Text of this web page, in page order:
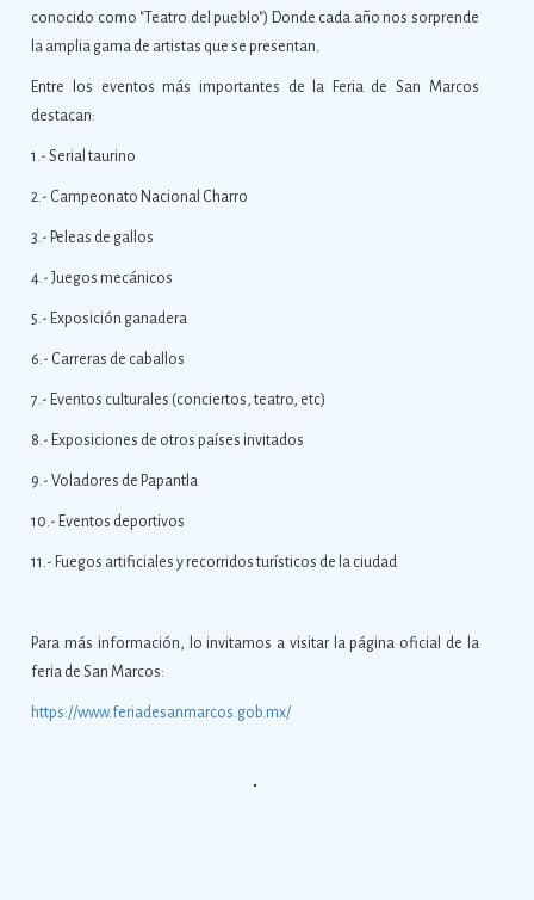
conocido como "Teatro del pueblo") Donde cada año nos sorprende
la amplia gama de artistas que se presentan.
Entre los eventos más importantes de la Feria de San Marcos
destacan:
1.- Serial taurino
2.- Campeonato Nacional Charro
3.- Peleas de gallos
4.- Juegos mecánicos
5.- Exposición ganadera
6.- Carreras de caballos
7.- Eventos culturales (conciertos, teatro, etc)
8.- Exposiciones de otros países invitados
9.- Voladores de Papantla
10.- Eventos deportivos
11.- Fuegos artificiales y recorridos turísticos de la ciudad
Para más información, lo invitamos a visitar la página oficial de la
feria de San Marcos:
https://www.feriadesanmarcos.gob.mx/